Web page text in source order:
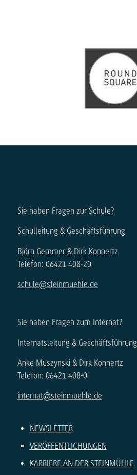
Sie haben Fragen zur Schule?
Schulleitung & Geschäftsführung
Björn Gemmer & Dirk Konnertz
Telefon: 06421 408-20
schule@steinmuehle.de
Sie haben Fragen zum Internat?
Internatsleitung & Geschäftsführung
Anke Muszynski & Dirk Konnertz
Telefon: 06421 408-0
internat@steinmuehle.de
NEWSLETTER
VERÖFFENTLICHUNGEN
KARRIERE AN DER STEINMÜHLE